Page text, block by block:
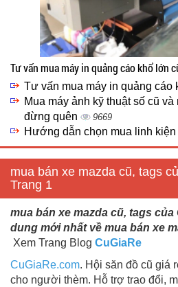
Tư vấn mua máy in quảng cáo khổ lớn
Tư vấn mua máy in quảng cáo
Mua máy ảnh kỹ thuật số cũ
đừng quên
9669
Hướng dẫn chọn mua linh kiện
mua bán xe mazda cũ, tags
Trang 1
mua bán xe mazda cũ, tags của
dung mới nhất về mua bán xe
Xem Trang Blog CuGiaRe
CuGiaRe.com. Hội săn đồ cũ giá
cho người thèm. Hỗ trợ trao đổi,